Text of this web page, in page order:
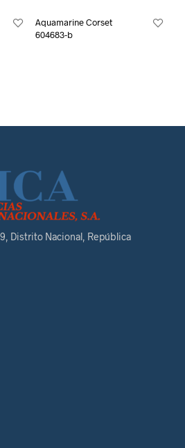
Aquamarine Corset
604683-b
Distrito Nacional, República